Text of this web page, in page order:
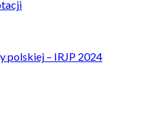
polskiej – IRJP 2024